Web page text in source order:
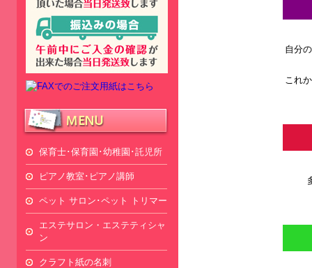
保育士･保育園･幼稚園･託児所
ピアノ教室･ピアノ講師
ペット サロン･ペット トリマー
エステサロン・エステティシャ
ン
クラフト紙の名刺
自分
これ